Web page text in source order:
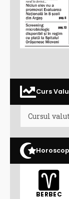
Curs
Cursul
Horoscop
BERBEC